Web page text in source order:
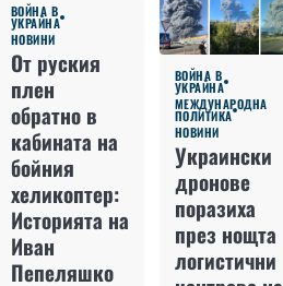
ВОЙНА В
УКРАЙНА
НОВИНИ
От руския
плен
обратно в
кабината на
бойния
хеликоптер:
Историята на
Иван
Пепеляшко
ВОЙНА В
УКРАЙНА
МЕЖДУНАРОДНА
ПОЛИТИКА
НОВИНИ
Украински
дронове
поразиха
през нощта
логистични